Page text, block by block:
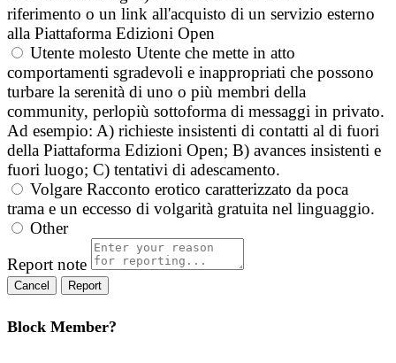
riferimento o un link all'acquisto di un servizio esterno
alla Piattaforma Edizioni Open
Utente molesto Utente che mette in atto
comportamenti sgradevoli e inappropriati che possono
turbare la serenità di uno o più membri della
community, perlopiù sottoforma di messaggi in privato.
Ad esempio: A) richieste insistenti di contatti al di fuori
della Piattaforma Edizioni Open; B) avances insistenti e
fuori luogo; C) tentativi di adescamento.
Volgare Racconto erotico caratterizzato da poca
trama e un eccesso di volgarità gratuita nel linguaggio.
Other
Report note
Report
Block Member?